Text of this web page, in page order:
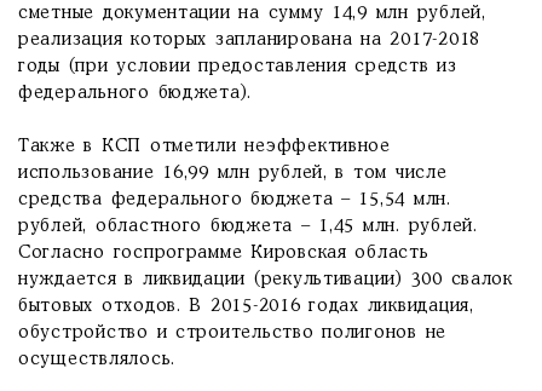
сметные документации на сумму 14,9 млн рублей,
реализация которых запланирована на 2017-2018
годы (при условии предоставления средств из
федерального бюджета).
Также в КСП отметили неэффективное
использование 16,99 млн рублей, в том числе
средства федерального бюджета – 15,54 млн.
рублей, областного бюджета – 1,45 млн. рублей.
Согласно госпрограмме Кировская область
нуждается в ликвидации (рекультивации) 300 свалок
бытовых отходов. В 2015-2016 годах ликвидация,
обустройство и строительство полигонов не
осуществлялось.